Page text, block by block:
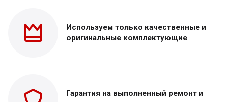
Используем только качественные и
оригинальные комплектующие
Гарантия на выполненный ремонт и